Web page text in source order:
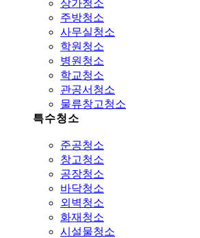
상가청소
주방청소
사무실청소
학원청소
병원청소
학교청소
관공서청소
물류창고청소
특수청소
준공청소
창고청소
공장청소
바닥청소
외벽청소
화재청소
시설물청소